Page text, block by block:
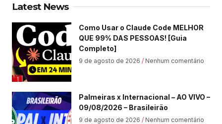
Latest News
Como Usar o Claude Code MELHOR
QUE 99% DAS PESSOAS! [Guia
Completo]
9 de agosto de 2026 Nenhum comentário
Palmeiras x Internacional – AO VIVO –
09/08/2026 – Brasileirão
9 de agosto de 2026 Nenhum comentário